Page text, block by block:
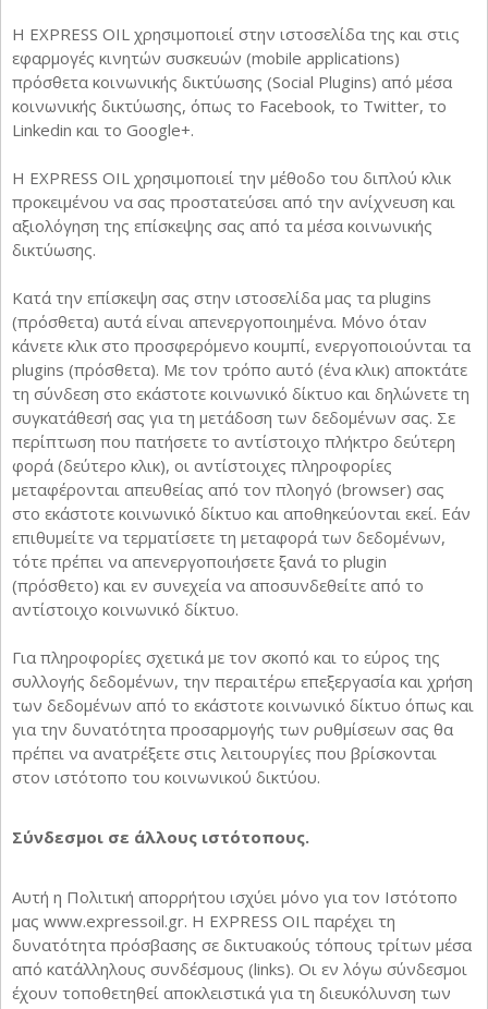
Η EXPRESS OIL χρησιμοποιεί στην ιστοσελίδα της και στις
εφαρμογές κινητών συσκευών (mobile applications)
πρόσθετα κοινωνικής δικτύωσης (Social Plugins) από μέσα
κοινωνικής δικτύωσης, όπως το Facebook, το Twitter, το
Linkedin και το Google+.
Η EXPRESS OIL χρησιμοποιεί την μέθοδο του διπλού κλικ
προκειμένου να σας προστατεύσει από την ανίχνευση και
αξιολόγηση της επίσκεψης σας από τα μέσα κοινωνικής
δικτύωσης.
Κατά την επίσκεψη σας στην ιστοσελίδα μας τα plugins
(πρόσθετα) αυτά είναι απενεργοποιημένα. Μόνο όταν
κάνετε κλικ στο προσφερόμενο κουμπί, ενεργοποιούνται τα
plugins (πρόσθετα). Με τον τρόπο αυτό (ένα κλικ) αποκτάτε
τη σύνδεση στο εκάστοτε κοινωνικό δίκτυο και δηλώνετε τη
συγκατάθεσή σας για τη μετάδοση των δεδομένων σας. Σε
περίπτωση που πατήσετε το αντίστοιχο πλήκτρο δεύτερη
φορά (δεύτερο κλικ), οι αντίστοιχες πληροφορίες
μεταφέρονται απευθείας από τον πλοηγό (browser) σας
στο εκάστοτε κοινωνικό δίκτυο και αποθηκεύονται εκεί. Εάν
επιθυμείτε να τερματίσετε τη μεταφορά των δεδομένων,
τότε πρέπει να απενεργοποιήσετε ξανά το plugin
(πρόσθετο) και εν συνεχεία να αποσυνδεθείτε από το
αντίστοιχο κοινωνικό δίκτυο.
Για πληροφορίες σχετικά με τον σκοπό και το εύρος της
συλλογής δεδομένων, την περαιτέρω επεξεργασία και χρήση
των δεδομένων από το εκάστοτε κοινωνικό δίκτυο όπως και
για την δυνατότητα προσαρμογής των ρυθμίσεων σας θα
πρέπει να ανατρέξετε στις λειτουργίες που βρίσκονται
στον ιστότοπο του κοινωνικού δικτύου.
Σύνδεσμοι σε άλλους ιστότοπους.
Αυτή η Πολιτική απορρήτου ισχύει μόνο για τον Ιστότοπο
μας www.expressoil.gr. Η EXPRESS OIL παρέχει τη
δυνατότητα πρόσβασης σε δικτυακούς τόπους τρίτων μέσα
από κατάλληλους συνδέσμους (links). Οι εν λόγω σύνδεσμοι
έχουν τοποθετηθεί αποκλειστικά για τη διευκόλυνση των